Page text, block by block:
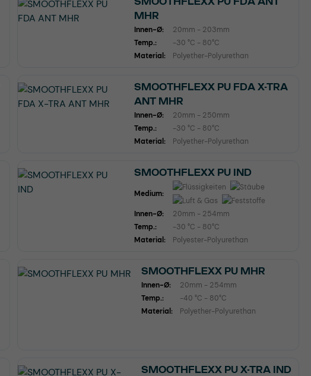
MHR
Innen-Ø:
20mm - 203mm
Temp.:
-30 °C - 80°C
Material:
Polyether-Polyurethan
SMOOTHFLEXX PU FDA X-TRA
ANT MHR
Innen-Ø:
20mm - 250mm
Temp.:
-30 °C - 80°C
Material:
Polyether-Polyurethan
SMOOTHFLEXX PU IND
Medium:
Innen-Ø:
20mm - 254mm
Temp.:
-30 °C - 80°C
Material:
Polyester-Polyurethan
SMOOTHFLEXX PU MHR
Innen-Ø:
20mm - 254mm
Temp.:
-40 °C - 80°C
Material:
Polyether-Polyurethan
SMOOTHFLEXX PU X-TRA IND